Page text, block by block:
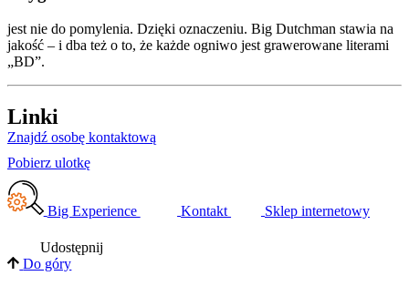
jest nie do pomylenia. Dzięki oznaczeniu. Big Dutchman stawia na
jakość – i dba też o to, że każde ogniwo jest grawerowane literami
„BD”.
Linki
Znajdź osobę kontaktową
Pobierz ulotkę
Big Experience Kontakt Sklep internetowy
Udostępnij
Do góry